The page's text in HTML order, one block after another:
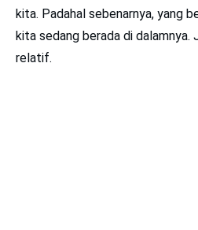
kita. Padahal sebenarnya, yang
kita sedang berada di dalamnya.
relatif.